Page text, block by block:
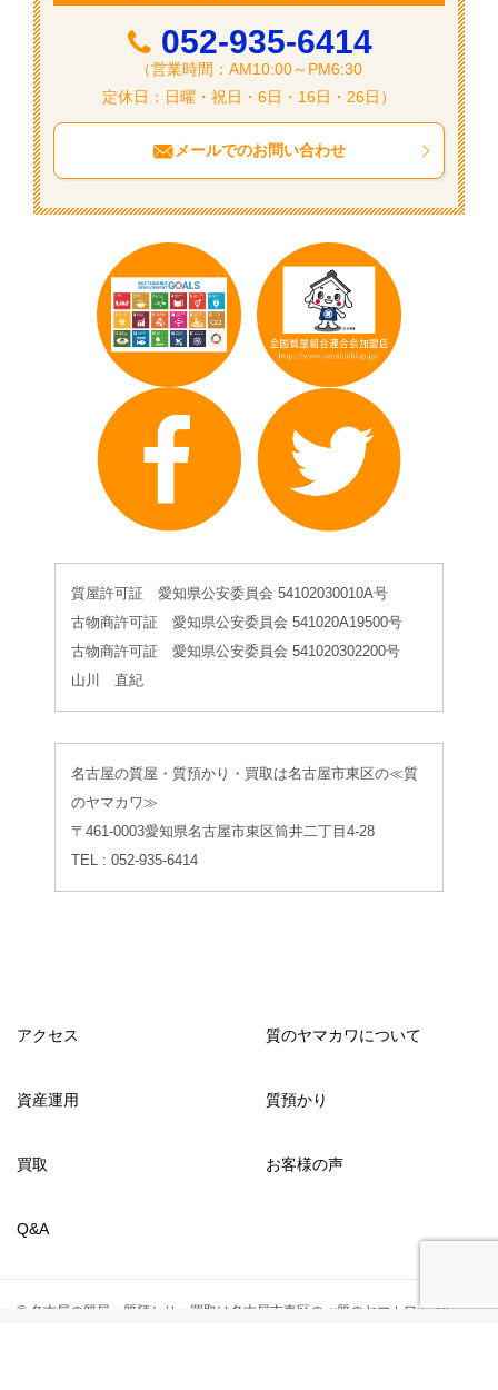
052-935-6414
（営業時間：AM10:00～PM6:30
定休日：日曜・祝日・6日・16日・26日）
メールでのお問い合わせ
質屋許可証 愛知県公安委員会 54102030010A号
古物商許可証 愛知県公安委員会 541020A19500号
古物商許可証 愛知県公安委員会 541020302200号
山川 直紀
名古屋の質屋・質預かり・買取は名古屋市東区の≪質
のヤマカワ≫
〒461-0003愛知県名古屋市東区筒井二丁目4-28
TEL : 052-935-6414
アクセス 質のヤマカワについて
資産運用 質預かり
買取 お客様の声
Q&A
© 名古屋の質屋・質預かり・買取は名古屋市東区の≪質のヤマカワ≫ All